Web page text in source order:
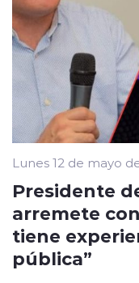
Lunes 12 de mayo
Presidente
arremete
tiene
pública”